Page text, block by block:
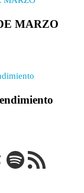
MARZO
Spotify
Feed RSS